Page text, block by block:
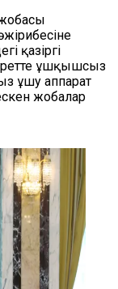
қазіргі
ретте ұшқышсыз
ұшу аппарат
жобалар